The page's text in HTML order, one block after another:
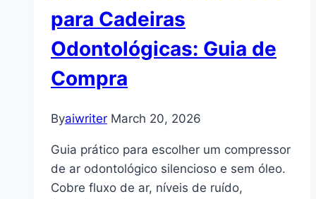
para Cadeiras
Odontológicas: Guia de
Compra
Byaiwriter March 20, 2026
Guia prático para escolher um compressor
de ar odontológico silencioso e sem óleo.
Cobre fluxo de ar, níveis de ruído,